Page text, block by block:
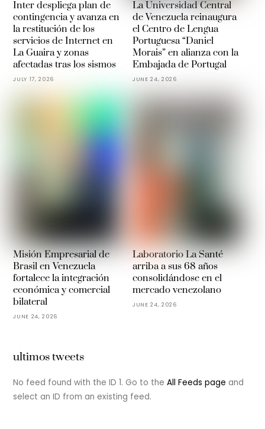
Inter despliega plan de
contingencia y avanza en
la restitución de los
servicios de Internet en
La Guaira y zonas
afectadas tras los sismos
JULY 17, 2026
La Universidad Central
de Venezuela reinaugura
el Centro de Lengua
Portuguesa “Daniel
Morais” en alianza con la
Embajada de Portugal
JUNE 24, 2026
Misión Empresarial de
Brasil en Venezuela
fortalece la integración
económica y comercial
bilateral
JUNE 24, 2026
Laboratorio La Santé
arriba a sus 68 años
consolidándose en el
mercado venezolano
JUNE 24, 2026
ultimos tweets
No feed found with the ID 1. Go to theAll Feeds page and
select an ID from an existing feed.